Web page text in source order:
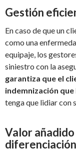
Gestión
En caso de que un
como una
equipaje, los
siniestro con la
garantiza que el
indemnización
tenga que lidiar con
Valor